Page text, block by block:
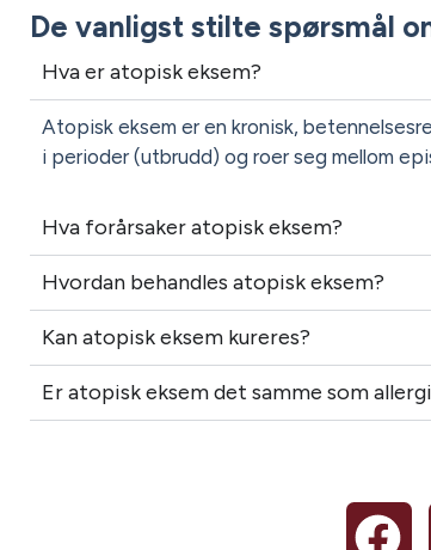
De vanligst stilte spørsmål
Hva er atopisk eksem?
Atopisk eksem er en kronisk,
i perioder (utbrudd) og roer seg mellom
Hva forårsaker atopisk eksem?
Hvordan behandles atopisk eksem?
Kan atopisk eksem kureres?
Er atopisk eksem det samme som